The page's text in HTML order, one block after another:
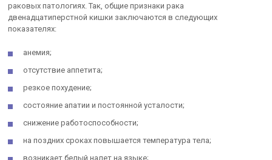
раковых патологиях. Так, общие признаки рака
двенадцатиперстной кишки заключаются в следующих
показателях:
анемия;
отсутствие аппетита;
резкое похудение;
состояние апатии и постоянной усталости;
снижение работоспособности;
на поздних сроках повышается температура тела;
возникает белый налет на языке;